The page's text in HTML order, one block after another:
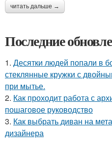
читать дальше →
Последние
1. Десятки людей попали в
стеклянные кружки с
при мытье.
2. Как проходит работа с
пошаговое руководство
3. Как выбрать диван на
дизайнера